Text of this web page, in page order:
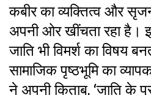
कबीर का व्यक्तित्व और
अपनी ओर खींचता रहा है।
जाति भी विमर्श का विषय
सामाजिक पृष्ठभूमि का
ने अपनी किताब, ‘जाति के